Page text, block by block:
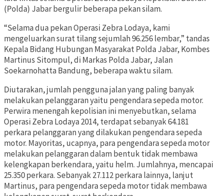
(Polda) Jabar bergulir beberapa pekan silam.
“Selama dua pekan Operasi Zebra Lodaya, kami
mengeluarkan surat tilang sejumlah 96.256 lembar,” tandas
Kepala Bidang Hubungan Masyarakat Polda Jabar, Kombes
Martinus Sitompul, di Markas Polda Jabar, Jalan
Soekarnohatta Bandung, beberapa waktu silam.
Diutarakan, jumlah pengguna jalan yang paling banyak
melakukan pelanggaran yaitu pengendara sepeda motor.
Perwira menengah kepolisian ini menyebutkan, selama
Operasi Zebra Lodaya 2014, terdapat sebanyak 64.181
perkara pelanggaran yang dilakukan pengendara sepeda
motor. Mayoritas, ucapnya, para pengendara sepeda motor
melakukan pelanggaran dalam bentuk tidak membawa
kelengkapan berkendara, yaitu helm. Jumlahnya, mencapai
25.350 perkara. Sebanyak 27.112 perkara lainnya, lanjut
Martinus, para pengendara sepeda motor tidak membawa